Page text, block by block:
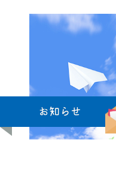
お知らせ